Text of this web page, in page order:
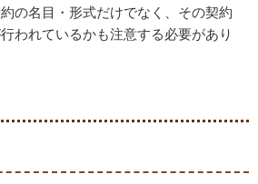
の名目・形式だけでなく、その契約
われているかも注意する必要があり